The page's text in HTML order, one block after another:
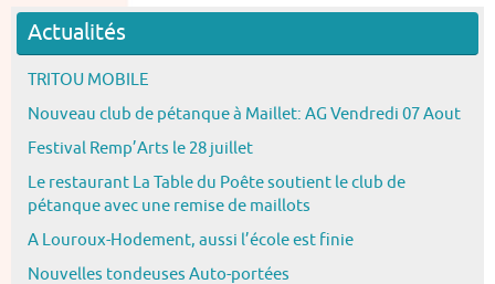
Actualités
TRITOU MOBILE
Nouveau club de pétanque à Maillet: AG Vendredi 07 Aout
Festival Remp’Arts le 28 juillet
Le restaurant La Table du Poête soutient le club de
pétanque avec une remise de maillots
A Louroux-Hodement, aussi l’école est finie
Nouvelles tondeuses Auto-portées